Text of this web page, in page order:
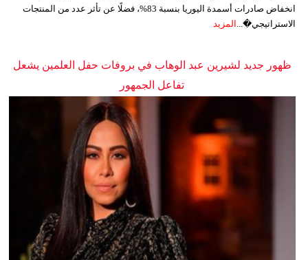
انخفاض صادرات أسمدة اليوريا بنسبة 83%، فضلًا عن تأثر عدد من المنتجات
الاستراتيجي�... المزيد
ظهور جديد لشيرين عبد الوهاب في بروفات حفل العلمين يشعل
تفاعل الجمهور